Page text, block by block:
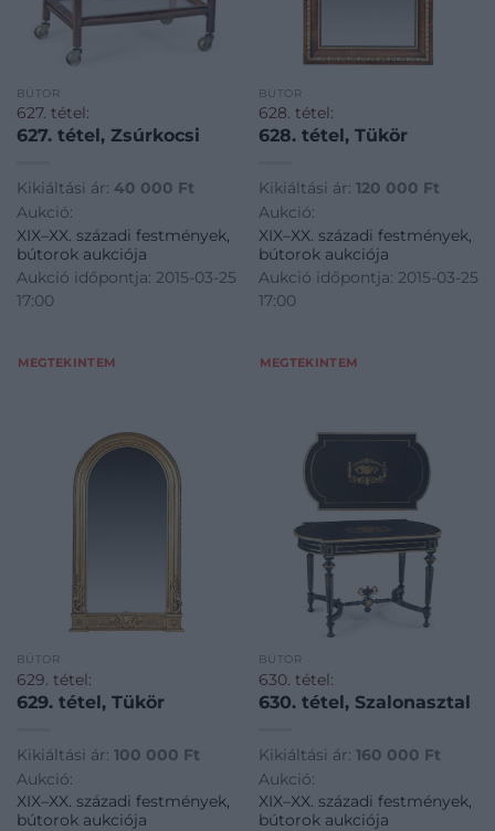
BÚTOR
627. tétel:
627. tétel, Zsúrkocsi
Kikiáltási ár: 40 000 Ft
Aukció:
XIX–XX. századi festmények,
bútorok aukciója
Aukció időpontja: 2015-03-25
17:00
MEGTEKINTEM
BÚTOR
628. tétel:
628. tétel, Tükör
Kikiáltási ár: 120 000 Ft
Aukció:
XIX–XX. századi festmények,
bútorok aukciója
Aukció időpontja: 2015-03-25
17:00
MEGTEKINTEM
BÚTOR
629. tétel:
629. tétel, Tükör
Kikiáltási ár: 100 000 Ft
Aukció:
XIX–XX. századi festmények,
bútorok aukciója
BÚTOR
630. tétel:
630. tétel, Szalonasztal
Kikiáltási ár: 160 000 Ft
Aukció:
XIX–XX. századi festmények,
bútorok aukciója